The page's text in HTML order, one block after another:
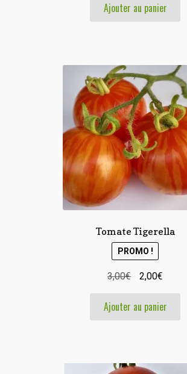
Ajouter au panier
Tomate Tigerella
PROMO !
3,00€
Le
prix
initial
était :
2,00€Le
prix
actuel
est :
Ajouter au panier